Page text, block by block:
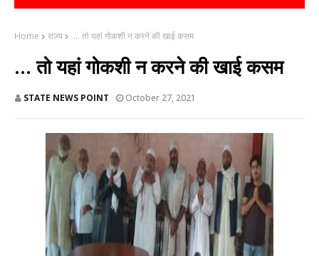
Home राज्य ... तो यहां गोकशी न करने की खाई कसम
... तो यहां गोकशी न करने की खाई कसम
STATE NEWS POINT October 27, 2021